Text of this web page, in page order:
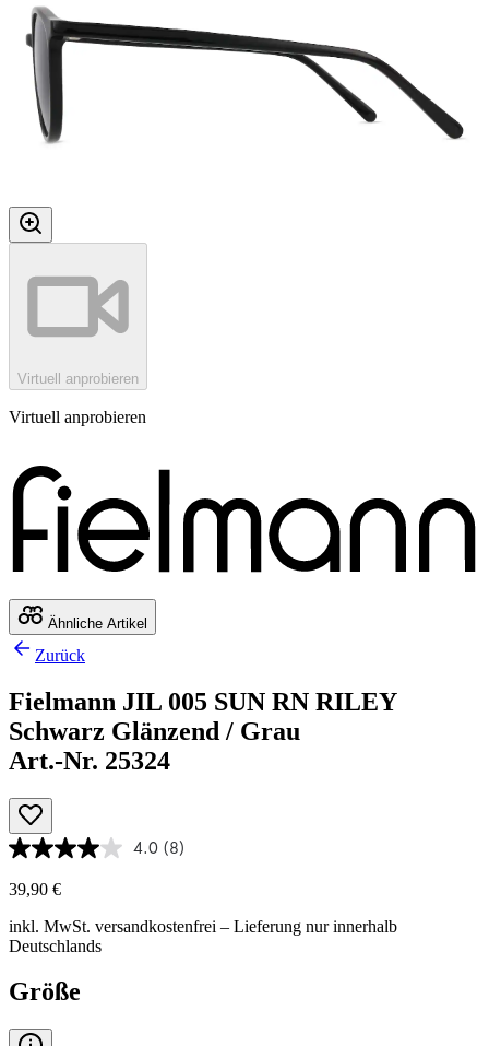
Virtuell anprobieren
Virtuell anprobieren
Ähnliche Artikel
Zurück
Fielmann JIL 005 SUN RN RILEY
Schwarz Glänzend / Grau
Art.-Nr. 25324
4.0 (8)
39,90 €
inkl. MwSt. versandkostenfrei – Lieferung nur innerhalb
Deutschlands
Größe